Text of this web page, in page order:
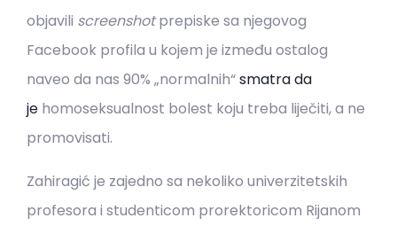
objavili screenshotprepiske sa njegovog
Facebook profila u kojem je između ostalog
naveo da nas 90% „normalnih“smatra da
je homoseksualnost bolest koju treba liječiti, a ne
promovisati.
Zahiragić je zajedno sa nekoliko univerzitetskih
profesora i studenticom prorektoricom Rijanom